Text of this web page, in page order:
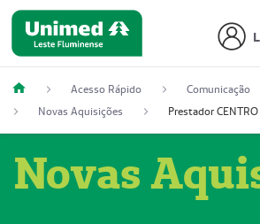
Acesso Rápido
Comunicação
Novas Aquisições
Novas